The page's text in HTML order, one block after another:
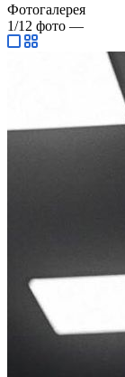
Фотогалерея
1/12 фото —